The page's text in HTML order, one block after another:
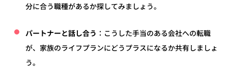
分に合う職種があるか探してみましょう。
パートナーと話し合う ：こうした手当のある会社への転職
が、家族のライフプランにどうプラスになるか共有しましょ
う。